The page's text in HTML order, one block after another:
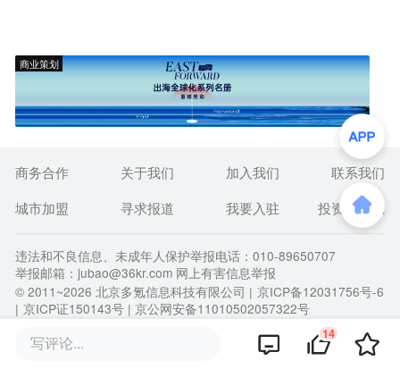
商业策划
写评论... 14
商务合作 关于我们 加入我们
联系我们
城市加盟
寻求报道 我要入驻 投资者关系
违法和不良信息、未成年人保护举报电话：010-89650707
举报邮箱：jubao@36kr.com 网上有害信息举报
© 2011~2026 北京多氪信息科技有限公司 | 京ICP备12031756号-6
| 京ICP证150143号 | 京公网安备11010502057322号